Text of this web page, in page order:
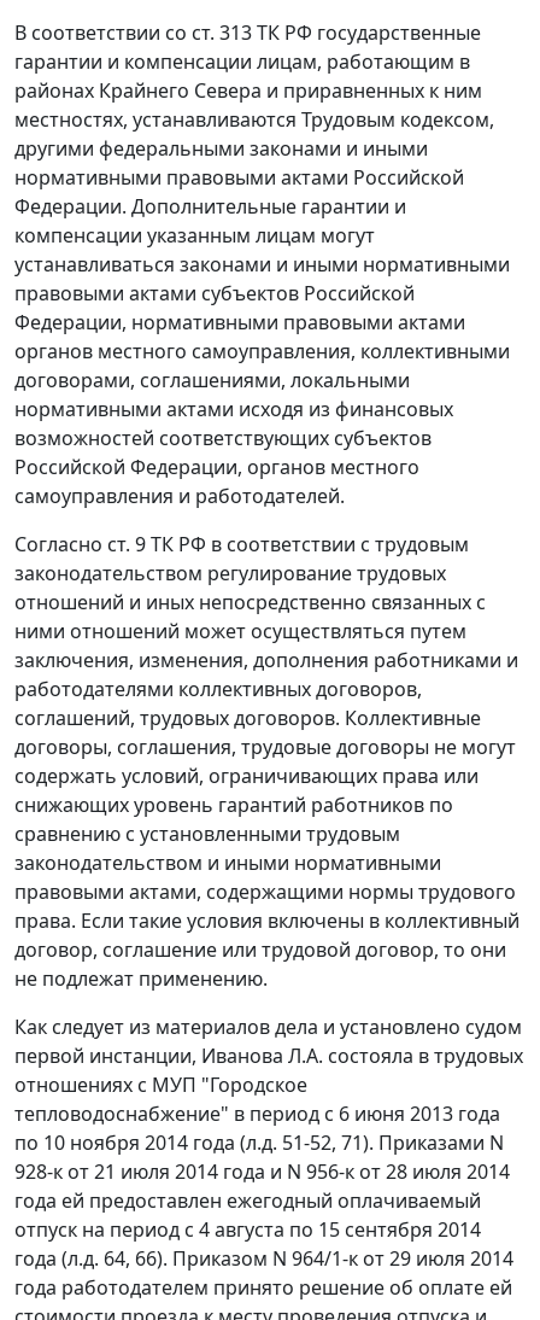
В соответствии со ст. 313ТК РФ государственные
гарантии и компенсации лицам, работающим в
районах Крайнего Севера и приравненных к ним
местностях, устанавливаются Трудовым кодексом,
другими федеральными законами и иными
нормативными правовыми актами Российской
Федерации. Дополнительные гарантии и
компенсации указанным лицам могут
устанавливаться законами и иными нормативными
правовыми актами субъектов Российской
Федерации, нормативными правовыми актами
органов местного самоуправления, коллективными
договорами, соглашениями, локальными
нормативными актами исходя из финансовых
возможностей соответствующих субъектов
Российской Федерации, органов местного
самоуправления и работодателей.
Согласно ст. 9ТК РФ в соответствии с трудовым
законодательством регулирование трудовых
отношений и иных непосредственно связанных с
ними отношений может осуществляться путем
заключения, изменения, дополнения работниками и
работодателями коллективных договоров,
соглашений, трудовых договоров. Коллективные
договоры, соглашения, трудовые договоры не могут
содержать условий, ограничивающих права или
снижающих уровень гарантий работников по
сравнению с установленными трудовым
законодательством и иными нормативными
правовыми актами, содержащими нормы трудового
права. Если такие условия включены в коллективный
договор, соглашение или трудовой договор, то они
не подлежат применению.
Как следует из материалов дела и установлено судом
первой инстанции, Иванова Л.А. состояла в трудовых
отношениях с МУП "Городское
тепловодоснабжение" в период с 6 июня 2013 года
по 10 ноября 2014 года (л.д. 51-52, 71). Приказами N
928-к от 21 июля 2014 года и N 956-к от 28 июля 2014
года ей предоставлен ежегодный оплачиваемый
отпуск на период с 4 августа по 15 сентября 2014
года (л.д. 64, 66). Приказом N 964/1-к от 29 июля 2014
года работодателем принято решение об оплате ей